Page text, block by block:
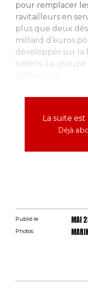
pour remplacer
ravitailleurs en
plus que deux
milliard d’euros
développés sur la
italiens. Le
La suite
Déjà
Publié le MAI
Photos